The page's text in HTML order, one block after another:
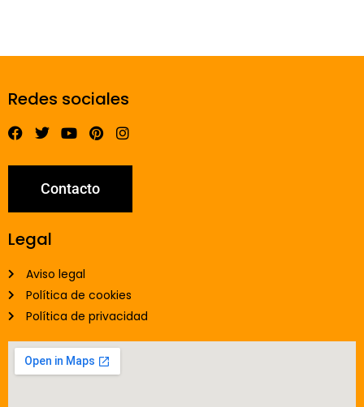
Redes sociales
Contacto
Legal
Aviso legal
Política de cookies
Política de privacidad